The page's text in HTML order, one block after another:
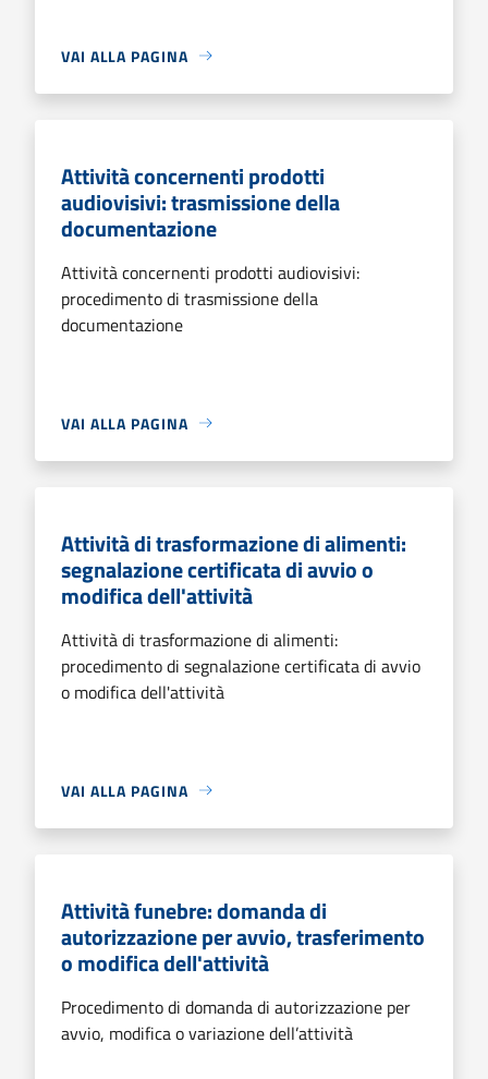
VAI ALLA PAGINA
Attività concernenti prodotti
audiovisivi: trasmissione della
documentazione
Attività concernenti prodotti audiovisivi:
procedimento di trasmissione della
documentazione
VAI ALLA PAGINA
Attività di trasformazione di alimenti:
segnalazione certificata di avvio o
modifica dell'attività
Attività di trasformazione di alimenti:
procedimento di segnalazione certificata di avvio
o modifica dell'attività
VAI ALLA PAGINA
Attività funebre: domanda di
autorizzazione per avvio, trasferimento
o modifica dell'attività
Procedimento di domanda di autorizzazione per
avvio, modifica o variazione dell’attività